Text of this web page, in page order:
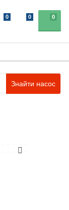
0
0 0
Знайти насос